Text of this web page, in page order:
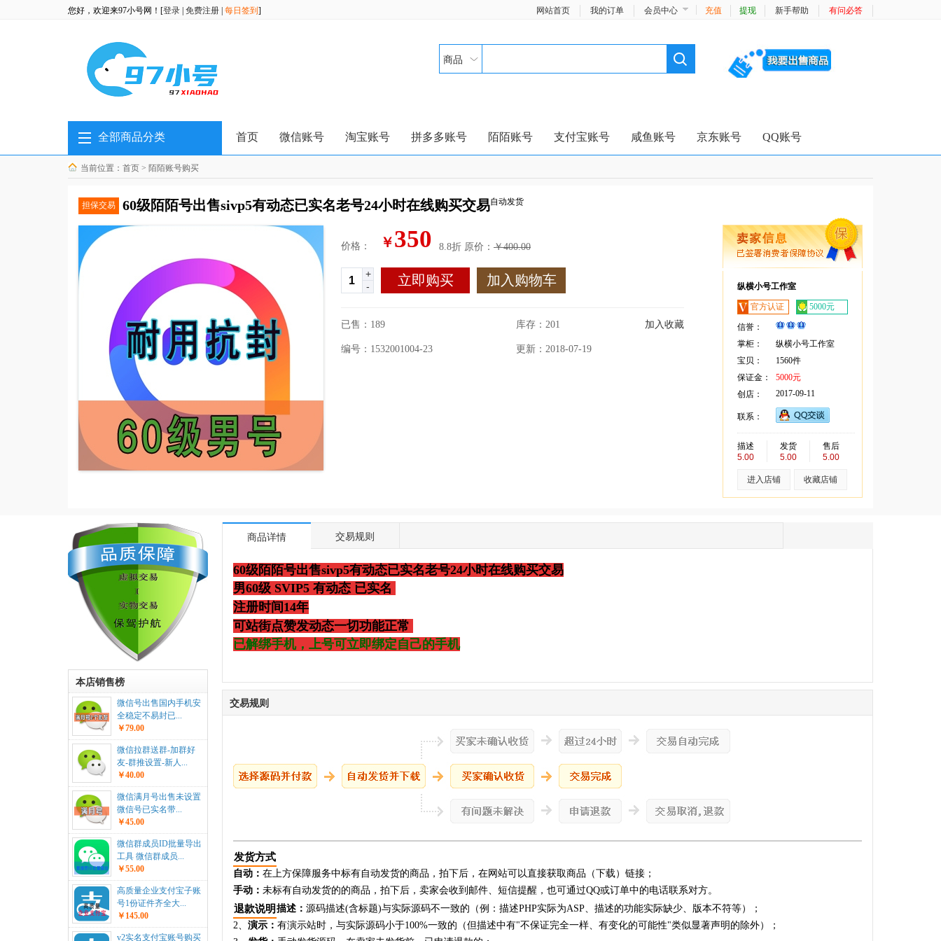
您好，欢迎来97小号网！[登录 免费注册 每日签到 ] 网站首页 我的订单 会员中心 充值 提现 新手帮助 有问必答
商品
全部商品分类 首页 微信账号 淘宝账号 拼多多账号 陌陌账号 支付宝账号 咸鱼账号 京东账号 QQ账号
当前位置： 首页 > 陌陌账号购买
担保交易 自动发货
60级陌陌号出售sivp5有动态已实名老号24小时在线购买交易
价格： ￥350 8.8折 原价： ￥400.00
+
-
立即购买 加入购物车
已售：189 库存： 201 加入收藏
编号：1532001004-23 更新：2018-07-19
纵横小号工作室
官方认证 5000元
信誉：
掌柜：
纵横小号工作室
宝贝：
1560件
保证金：
5000元
创店：
2017-09-11
联系：
描述
5.00
发货
5.00
售后
5.00
进入店铺 收藏店铺
本店销售榜
微信号出售国内手机安
全稳定不易封已...
￥79.00
微信拉群送群-加群好
友-群推设置-新人...
￥40.00
微信满月号出售未设置
微信号已实名带...
￥45.00
微信群成员ID批量导出
工具 微信群成员...
￥55.00
高质量企业支付宝子账
号1份证件齐全大...
￥145.00
v2实名支付宝账号购买
商品详情 交易规则
60级陌陌号出售sivp5有动态已实名老号24小时在线购买交易
男60级 SVIP5 有动态 已实名
注册时间14年
可站街点赞发动态一切功能正常
已解绑手机，上号可立即绑定自己的手机
交易规则
发货方式
自动： 在上方保障服务中标有自动发货的商品，拍下后，在网站可以直接获取商品（下载）链接；
手动： 未标有自动发货的的商品，拍下后，卖家会收到邮件、短信提醒，也可通过QQ或订单中的电话联系对方。
退款说明 描述： 源码描述(含标题)与实际源码不一致的（例：描述PHP实际为ASP、描述的功能实际缺少、版本不符等）；
2、 演示： 有演示站时，与实际源码小于100%一致的（但描述中有"不保证完全一样、有变化的可能性"类似显著声明的除外）；